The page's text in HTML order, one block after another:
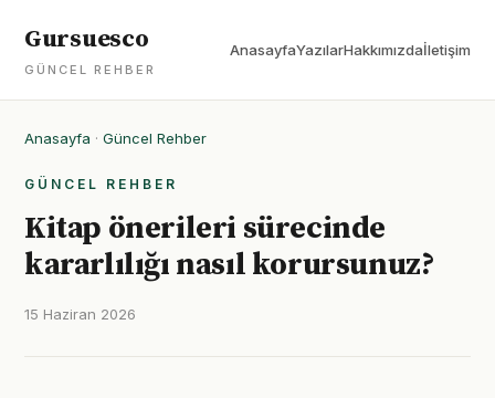
Gursuesco
GÜNCEL REHBER
AnasayfaYazılarHakkımızdaİletişim
Anasayfa · Güncel Rehber
GÜNCEL REHBER
Kitap önerileri sürecinde
kararlılığı nasıl korursunuz?
15 Haziran 2026